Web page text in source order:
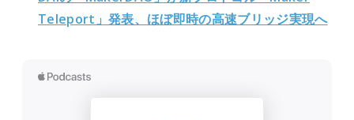
Teleport」発表、ほぼ即時の高速ブリッジ実現へ